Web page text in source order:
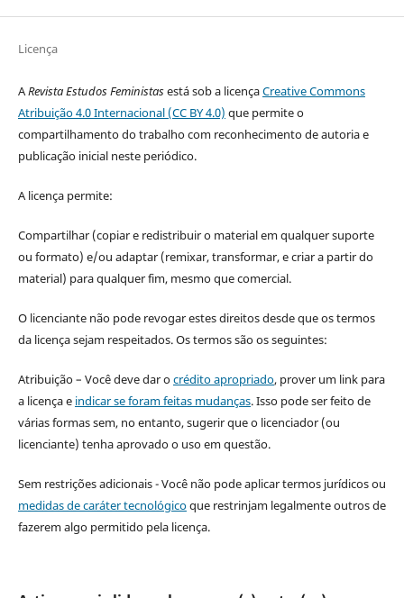
Licença
ARevista Estudos Feministasestá sob a licençaCreative Commons
Atribuição 4.0 Internacional (CC BY 4.0) que permite o
compartilhamento do trabalho com reconhecimento de autoria e
publicação inicial neste periódico.
A licença permite:
Compartilhar (copiar e redistribuir o material em qualquer suporte
ou formato) e/ou adaptar (remixar, transformar, e criar a partir do
material) para qualquer fim, mesmo que comercial.
O licenciante não pode revogar estes direitos desde que os termos
da licença sejam respeitados. Os termos são os seguintes:
Atribuição – Você deve dar ocrédito apropriado, prover um link para
a licença e indicar se foram feitas mudanças. Isso pode ser feito de
várias formas sem, no entanto, sugerir que o licenciador (ou
licenciante) tenha aprovado o uso em questão.
Sem restrições adicionais - Você não pode aplicar termos jurídicos ou
medidas de caráter tecnológicoque restrinjam legalmente outros de
fazerem algo permitido pela licença.